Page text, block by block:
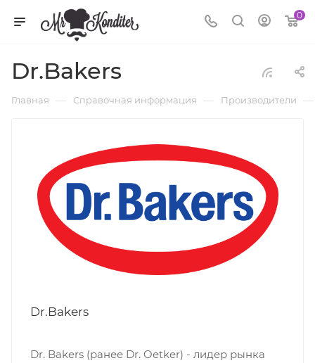
0
Dr.Bakers
Главная — Справочная информация — Производители —
Dr.Bakers
Dr. Bakers (ранее Dr. Oetker) - лидер рынка